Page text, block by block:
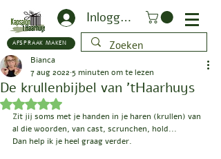
AFSPRAAK MAKEN
Inloggen
De krullenbijbel van 'tHaarhuys
Bianca
7 aug 2022 5 minuten om te lezen
Beoordeeld met NaN uit 5 sterren.
Zit jij soms met je handen in je haren (krullen) van
al die woorden, van cast, scrunchen, hold...
Dan help ik je heel graag verder.